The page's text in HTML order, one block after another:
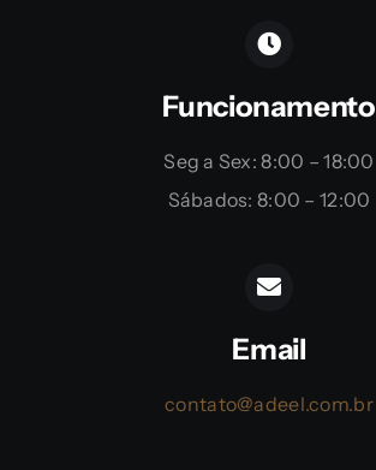
Funcionamento
Seg a Sex: 8:00 – 18:00
Sábados: 8:00 – 12:00
Email
contato@adeel.com.br